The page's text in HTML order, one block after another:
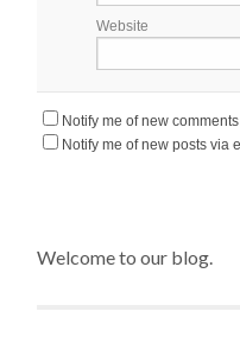
Website
Notify me of new
Notify me of new posts via
Welcome to our blog.